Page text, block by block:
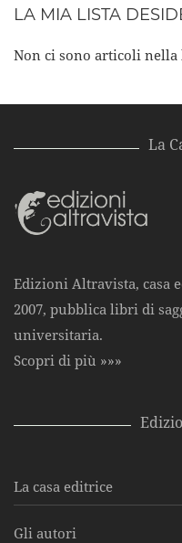
LA MIA LISTA
Non ci sono articoli nella
La
Edizioni Altravista, casa
2007, pubblica libri di
universitaria.
Scopri di più »»»
La casa editrice
Gli autori